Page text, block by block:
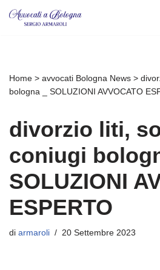
Home > avvocati Bologna News >
bologna _ SOLUZIONI AVVOCATO
divorzio liti,
coniugi
SOLUZIONI
ESPERTO
di armaroli 20 Settembre 2023